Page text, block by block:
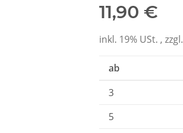
11,90 €
inkl. 19% USt. , zzgl.
ab
3
5